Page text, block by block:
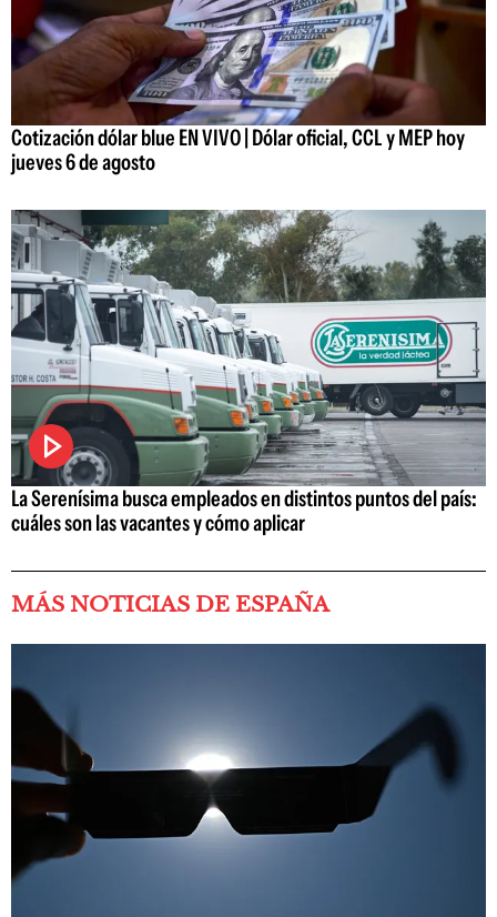
Cotización dólar blue EN VIVO | Dólar oficial, CCL y MEP hoy
jueves 6 de agosto
La Serenísima busca empleados en distintos puntos del país:
cuáles son las vacantes y cómo aplicar
MÁS NOTICIAS DE ESPAÑA